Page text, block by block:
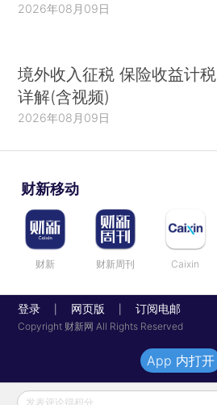
2026年08月09日
境外收入征税 保险收益计税
详解(含视频)
2026年08月09日
财新移动
财新 财新周刊 Caixin
登录 网页版 订阅电邮
Copyright 财新网 All Rights Reserved
发表评论得积分
App 内打开